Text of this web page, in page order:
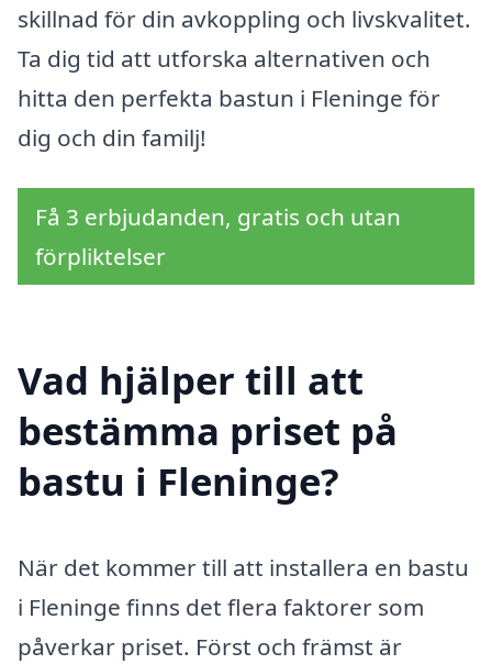
skillnad för din avkoppling och livskvalitet.
Ta dig tid att utforska alternativen och
hitta den perfekta bastun i Fleninge för
dig och din familj!
Få 3 erbjudanden, gratis och utan
förpliktelser
Vad hjälper till att
bestämma priset på
bastu i Fleninge?
När det kommer till att installera en bastu
i Fleninge finns det flera faktorer som
påverkar priset. Först och främst är